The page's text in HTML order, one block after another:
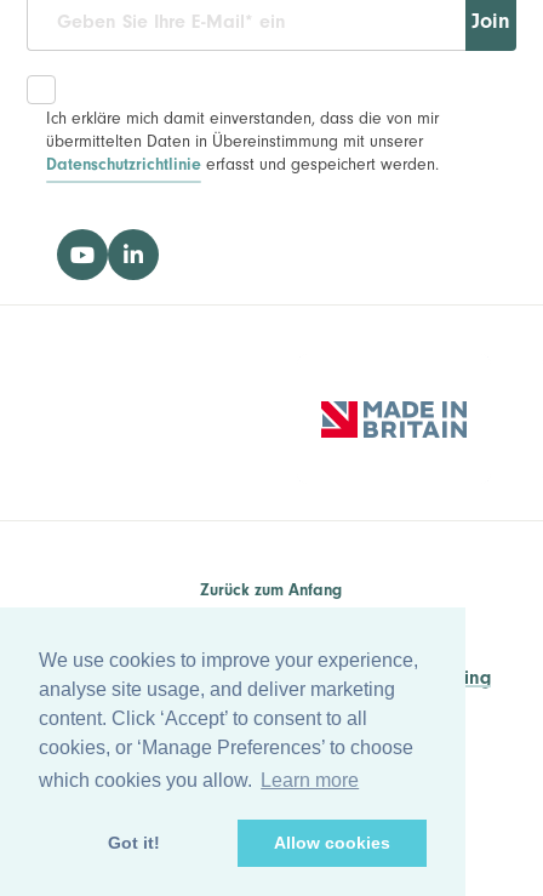
We use cookies to improve your experience,
analyse site usage, and deliver marketing
content. Click ‘Accept’ to consent to all
cookies, or ‘Manage Preferences’ to choose
which cookies you allow.
Learn more
Got it! Allow cookies
Join
Ich erkläre mich damit einverstanden, dass die von mir
übermittelten Daten in Übereinstimmung mit unserer
Datenschutzrichtlinie erfasst und gespeichert werden.
Zurück zum Anfang
Managed by Waypoint Digital Marketing